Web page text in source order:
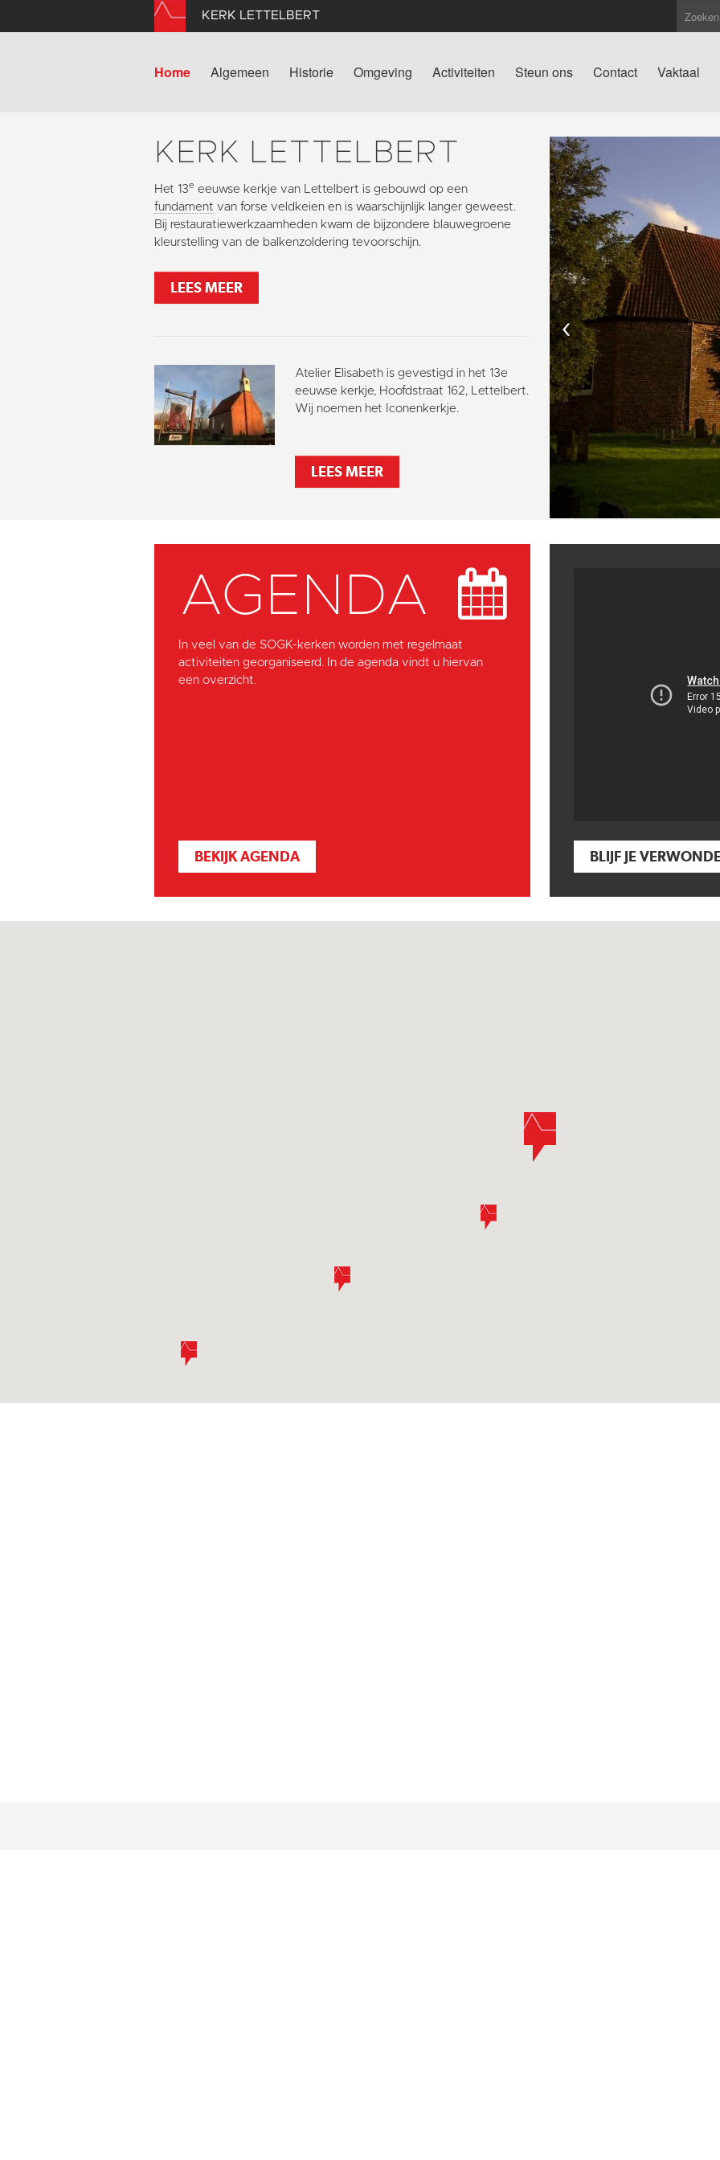
KERK LETTELBERT
Home Algemeen Historie Omgeving Activiteiten Steun ons Contact Vaktaal
KERK LETTELBERT
Het 13e eeuwse kerkje van Lettelbert is gebouwd op een
fundament van forse veldkeien en is waarschijnlijk langer geweest.
Bij restauratiewerkzaamheden kwam de bijzondere blauwegroene
kleurstelling van de balkenzoldering tevoorschijn.
LEES MEER
Atelier Elisabeth is gevestigd in het 13e
eeuwse kerkje, Hoofdstraat 162, Lettelbert.
Wij noemen het Iconenkerkje.
LEES MEER
‹
AGENDA
In veel van de SOGK-kerken worden met regelmaat
activiteiten georganiseerd. In de agenda vindt u hiervan
een overzicht.
BEKIJK AGENDA BLIJF JE